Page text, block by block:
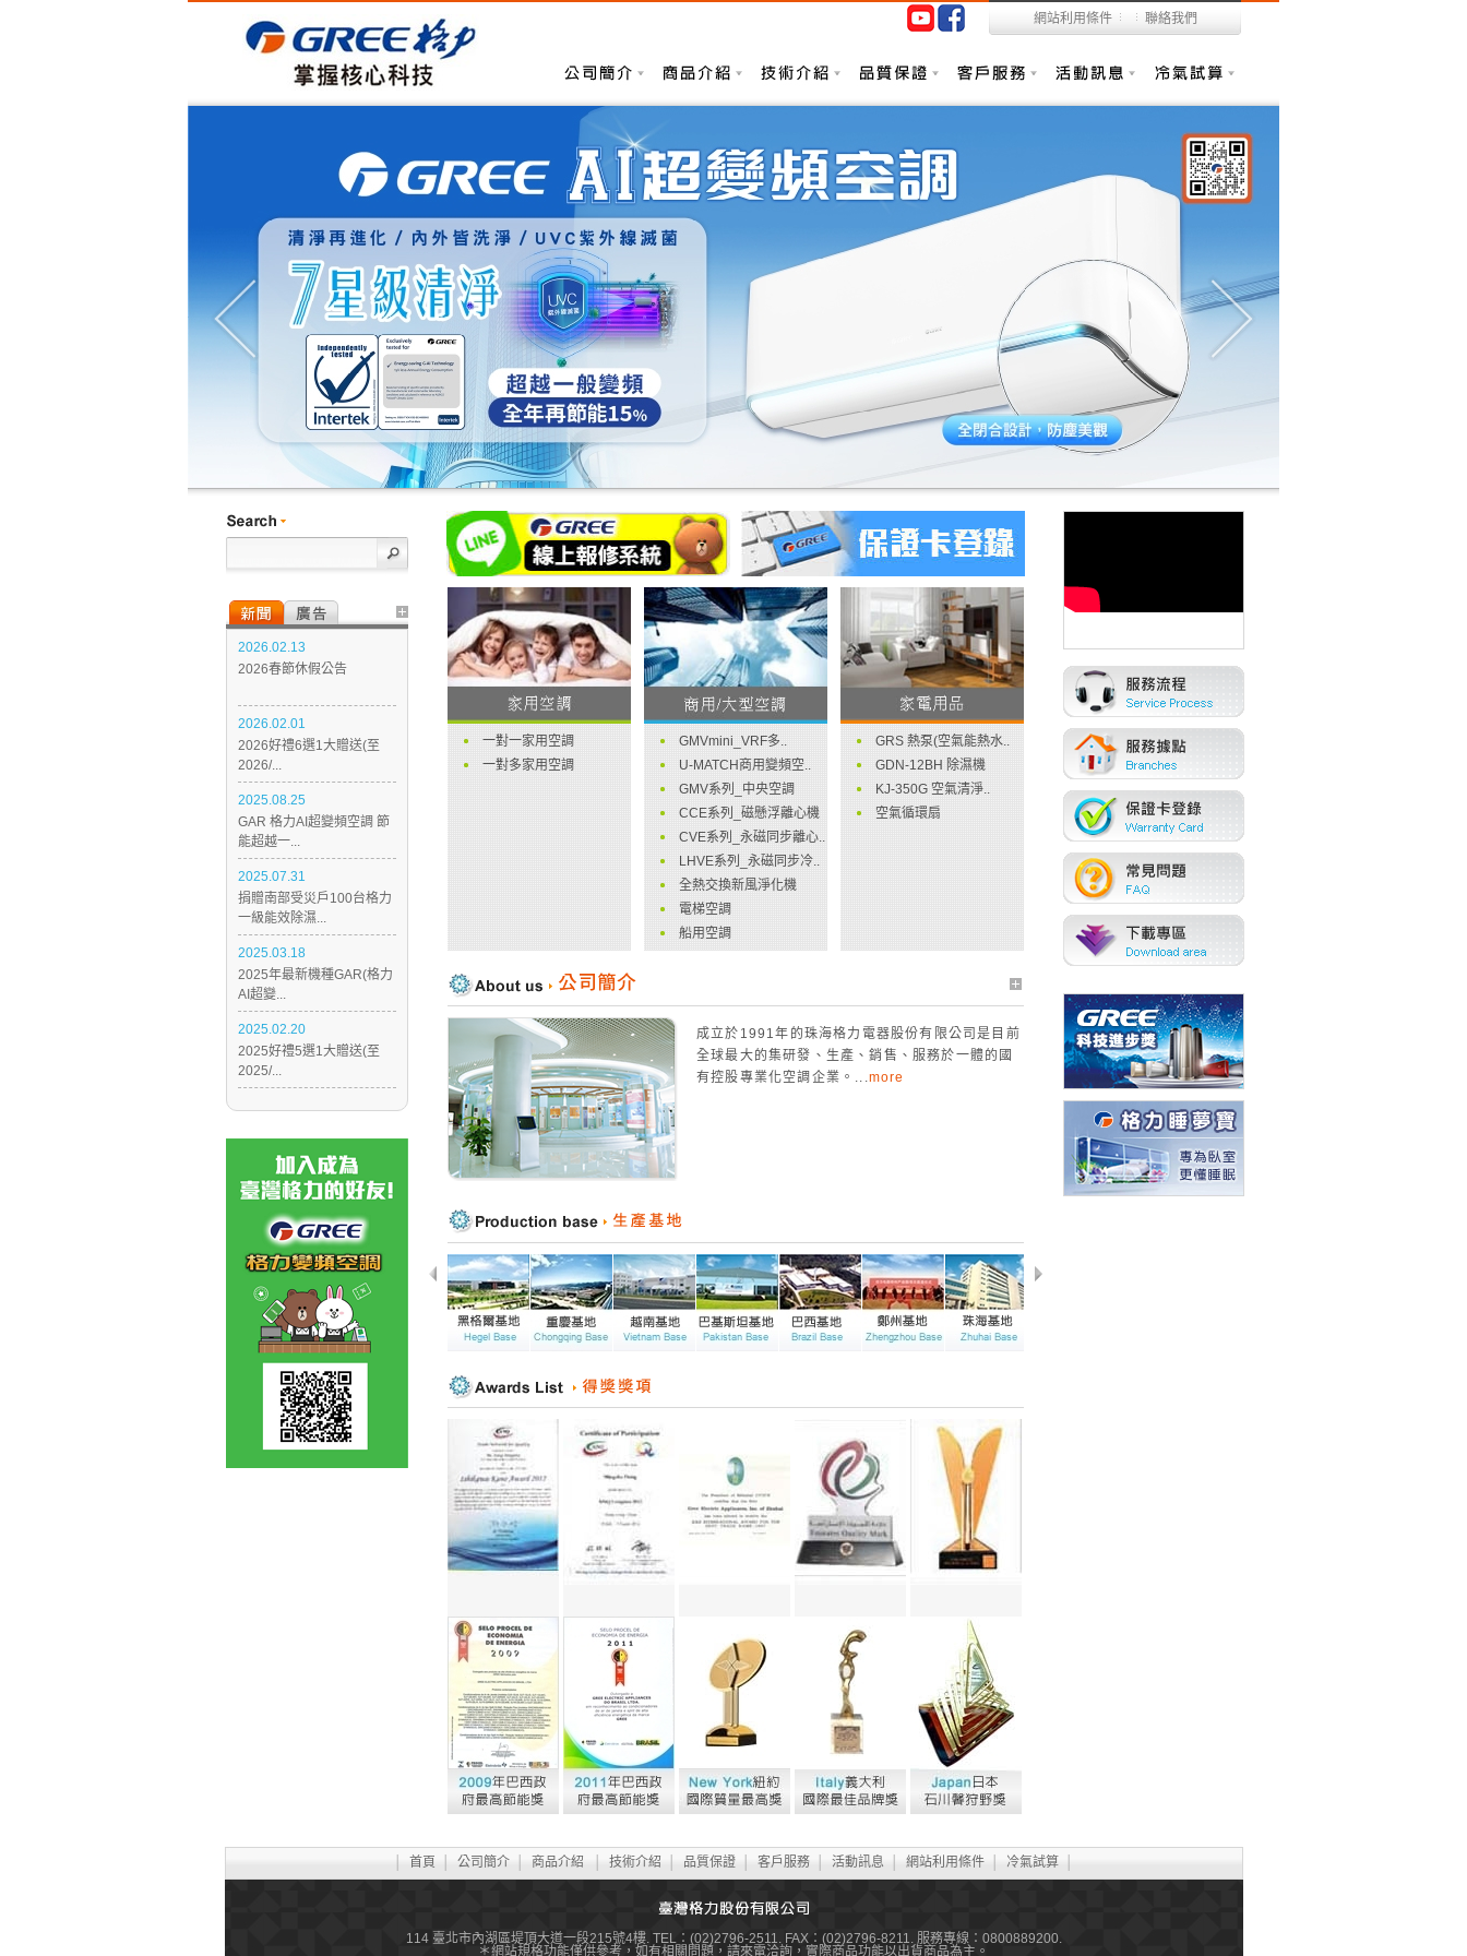
網站利用條件 聯絡我們
2026.02.13
2026春節休假公告
2026.02.01
2026好禮6選1大贈送(至
2026/...
2025.08.25
GAR 格力AI超變頻空調 節
能超越一...
2025.07.31
捐贈南部受災戶100台格力
一級能效除濕...
2025.03.18
2025年最新機種GAR(格力
AI超變...
2025.02.20
2025好禮5選1大贈送(至
2025/...
一對一家用空調
一對多家用空調
GMVmini_VRF多..
U-MATCH商用變頻空..
GMV系列_中央空調
CCE系列_磁懸浮離心機
CVE系列_永磁同步離心..
LHVE系列_永磁同步冷..
全熱交換新風淨化機
電梯空調
船用空調
GRS 熱泵(空氣能熱水..
GDN-12BH 除濕機
KJ-350G 空氣清淨..
空氣循環扇
成立於1991年的珠海格力電器股份有限公司是目前
全球最大的集研發、生產、銷售、服務於一體的國
有控股專業化空調企業。... more
114 臺北市內湖區堤頂大道一段215號4樓. TEL：(02)2796-2511. FAX：(02)2796-8211. 服務專線：0800889200.
＊網站規格功能僅供參考，如有相關問題，請來電洽詢，實際商品功能以出貨商品為主。
首頁 公司簡介│ 商品介紹 技術介紹 品質保證│ 客戶服務│ 活動訊息 網站利用條件│ 冷氣試算│